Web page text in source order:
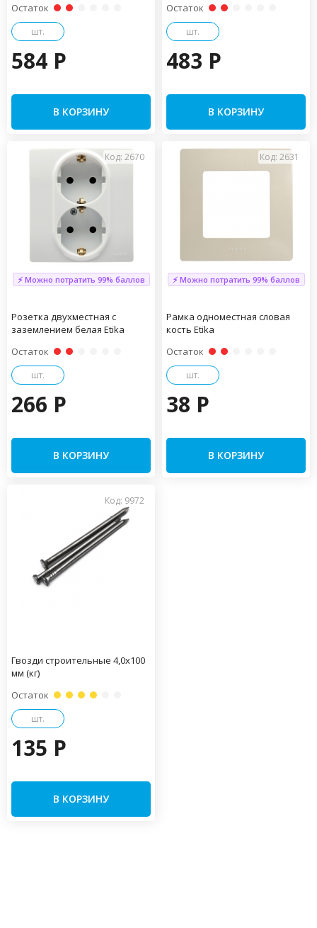
Остаток
шт.
584 P
В КОРЗИНУ
Остаток
шт.
483 P
В КОРЗИНУ
Код: 2670
⚡ Можно потратить 99% баллов
Розетка двухместная с
заземлением белая Etika
Остаток
шт.
266 P
В КОРЗИНУ
Код: 2631
⚡ Можно потратить 99% баллов
Рамка одноместная словая
кость Etika
Остаток
шт.
38 P
В КОРЗИНУ
Код: 9972
Гвозди строительные 4,0х100
мм (кг)
Остаток
шт.
135 P
В КОРЗИНУ